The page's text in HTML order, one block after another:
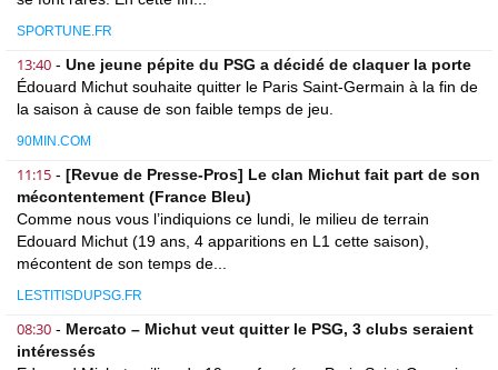
SPORTUNE.FR
13:40 - Une jeune pépite du PSG a décidé de claquer la porte
Édouard Michut souhaite quitter le Paris Saint-Germain à la fin de
la saison à cause de son faible temps de jeu.
90MIN.COM
11:15 - [Revue de Presse-Pros] Le clan Michut fait part de son
mécontentement (France Bleu)
Comme nous vous l’indiquions ce lundi, le milieu de terrain
Edouard Michut (19 ans, 4 apparitions en L1 cette saison),
mécontent de son temps de...
LESTITISDUPSG.FR
08:30 - Mercato – Michut veut quitter le PSG, 3 clubs seraient
intéressés